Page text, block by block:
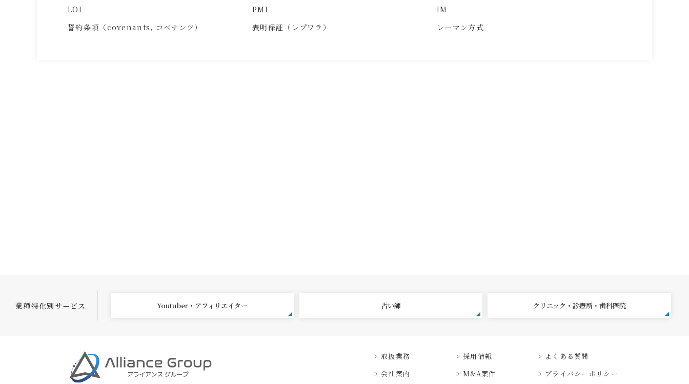
LOI
PMI
IM
誓約条項（covenants, コベナンツ）
表明保証（レプワラ） レーマン方式
業種特化別サービス Youtuber・アフィリエイター 占い師 クリニック・診療所・歯科医院
取扱業務
会社案内
採用情報
M&A案件
よくある質問
プライバシーポリシー